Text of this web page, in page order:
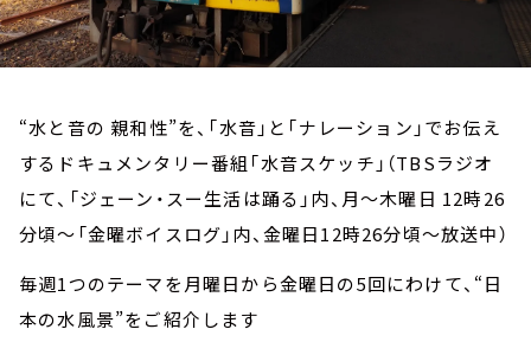
“水と音の 親和性”を、「水音」と「ナレーション」でお伝え
するドキュメンタリー番組「水音スケッチ」（TBSラジオ
にて、「ジェーン・スー生活は踊る」内、月～木曜日 12時26
分頃～「金曜ボイスログ」内、金曜日12時26分頃～放送中）
毎週1つのテーマを月曜日から金曜日の5回にわけて、“日
本の水風景”をご紹介します